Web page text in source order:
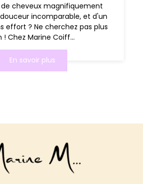
de cheveux magnifiquement
incomparable, et d'un
effort ? Ne cherchez pas plus
! Chez Marine Coiff...
En savoir plus